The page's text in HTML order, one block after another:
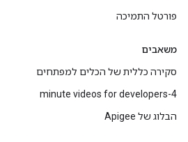
פורטל התמיכה
משאבים
סקירה כללית של הכלים למפתחים
4-minute videos for developers
הבלוג של Apigee